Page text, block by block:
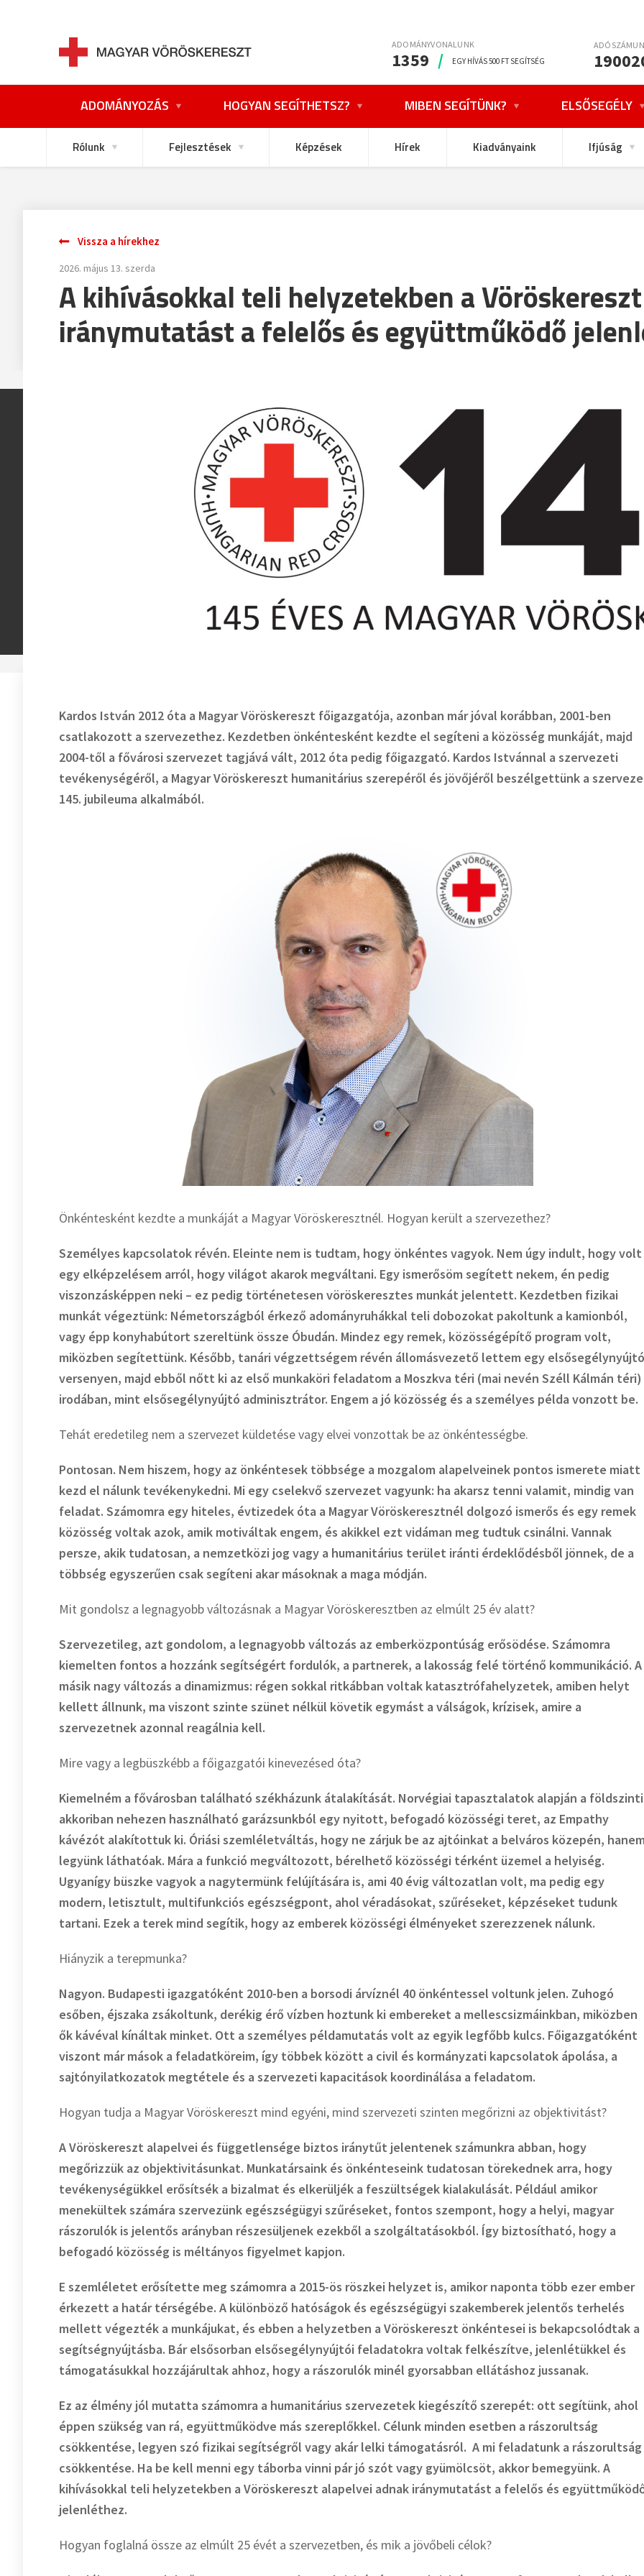
ADOMÁNYVONALUNK
1359 / EGY HÍVÁS 500 FT SEGÍTSÉG
ADOMÁNYOZÁS HOGYAN SEGÍTHETSZ? MIBEN SEGÍTÜNK? ELSŐSEGÉLY
Rólunk Fejlesztések Képzések Hírek Kiadványaink Ifjúság
Vissza a hírekhez
2026. május 13. szerda
A kihívásokkal teli helyzetekben a
iránymutatást a felelős és együttműködő
Kardos István 2012 óta a Magyar Vöröskereszt főigazgatója, azonban már jóval korábban, 2001-ben
csatlakozott a szervezethez. Kezdetben önkéntesként kezdte el segíteni a közösség munkáját, majd
2004-től a fővárosi szervezet tagjává vált, 2012 óta pedig főigazgató. Kardos Istvánnal a szervezeti
tevékenységéről, a Magyar Vöröskereszt humanitárius szerepéről és jövőjéről beszélgettünk a
145. jubileuma alkalmából.
Önkéntesként kezdte a munkáját a Magyar Vöröskeresztnél. Hogyan került a szervezethez?
Személyes kapcsolatok révén. Eleinte nem is tudtam, hogy önkéntes vagyok. Nem úgy indult, hogy volt
egy elképzelésem arról, hogy világot akarok megváltani. Egy ismerősöm segített nekem, én pedig
viszonzásképpen neki – ez pedig történetesen vöröskeresztes munkát jelentett. Kezdetben fizikai
munkát végeztünk: Németországból érkező adományruhákkal teli dobozokat pakoltunk a kamionból,
vagy épp konyhabútort szereltünk össze Óbudán. Mindez egy remek, közösségépítő program volt,
miközben segítettünk. Később, tanári végzettségem révén állomásvezető lettem egy elsősegélynyújtó
versenyen, majd ebből nőtt ki az első munkaköri feladatom a Moszkva téri (mai nevén Széll Kálmán téri)
irodában, mint elsősegélynyújtó adminisztrátor. Engem a jó közösség és a személyes példa vonzott be.
Tehát eredetileg nem a szervezet küldetése vagy elvei vonzottak be az önkéntességbe.
Pontosan. Nem hiszem, hogy az önkéntesek többsége a mozgalom alapelveinek pontos ismerete miatt
kezd el nálunk tevékenykedni. Mi egy cselekvő szervezet vagyunk: ha akarsz tenni valamit, mindig van
feladat. Számomra egy hiteles, évtizedek óta a Magyar Vöröskeresztnél dolgozó ismerős és egy remek
közösség voltak azok, amik motiváltak engem, és akikkel ezt vidáman meg tudtuk csinálni. Vannak
persze, akik tudatosan, a nemzetközi jog vagy a humanitárius terület iránti érdeklődésből jönnek, de a
többség egyszerűen csak segíteni akar másoknak a maga módján.
Mit gondolsz a legnagyobb változásnak a Magyar Vöröskeresztben az elmúlt 25 év alatt?
Szervezetileg, azt gondolom, a legnagyobb változás az emberközpontúság erősödése. Számomra
kiemelten fontos a hozzánk segítségért fordulók, a partnerek, a lakosság felé történő kommunikáció. A
másik nagy változás a dinamizmus: régen sokkal ritkábban voltak katasztrófahelyzetek, amiben helyt
kellett állnunk, ma viszont szinte szünet nélkül követik egymást a válságok, krízisek, amire a
szervezetnek azonnal reagálnia kell.
Mire vagy a legbüszkébb a főigazgatói kinevezésed óta?
Kiemelném a fővárosban található székházunk átalakítását. Norvégiai tapasztalatok alapján a
akkoriban nehezen használható garázsunkból egy nyitott, befogadó közösségi teret, az Empathy
kávézót alakítottuk ki. Óriási szemléletváltás, hogy ne zárjuk be az ajtóinkat a belváros közepén,
legyünk láthatóak. Mára a funkció megváltozott, bérelhető közösségi térként üzemel a helyiség.
Ugyanígy büszke vagyok a nagytermünk felújítására is, ami 40 évig változatlan volt, ma pedig egy
modern, letisztult, multifunkciós egészségpont, ahol véradásokat, szűréseket, képzéseket tudunk
tartani. Ezek a terek mind segítik, hogy az emberek közösségi élményeket szerezzenek nálunk.
Hiányzik a terepmunka?
Nagyon. Budapesti igazgatóként 2010-ben a borsodi árvíznél 40 önkéntessel voltunk jelen. Zuhogó
esőben, éjszaka zsákoltunk, derékig érő vízben hoztunk ki embereket a mellescsizmáinkban, miközben
ők kávéval kínáltak minket. Ott a személyes példamutatás volt az egyik legfőbb kulcs. Főigazgatóként
viszont már mások a feladatköreim, így többek között a civil és kormányzati kapcsolatok ápolása, a
sajtónyilatkozatok megtétele és a szervezeti kapacitások koordinálása a feladatom.
Hogyan tudja a Magyar Vöröskereszt mind egyéni, mind szervezeti szinten megőrizni az objektivitást?
A Vöröskereszt alapelvei és függetlensége biztos iránytűt jelentenek számunkra abban, hogy
megőrizzük az objektivitásunkat. Munkatársaink és önkénteseink tudatosan törekednek arra, hogy
tevékenységükkel erősítsék a bizalmat és elkerüljék a feszültségek kialakulását. Például amikor
menekültek számára szervezünk egészségügyi szűréseket, fontos szempont, hogy a helyi, magyar
rászorulók is jelentős arányban részesüljenek ezekből a szolgáltatásokból. Így biztosítható, hogy a
befogadó közösség is méltányos figyelmet kapjon.
E szemléletet erősítette meg számomra a 2015-ös röszkei helyzet is, amikor naponta több ezer ember
érkezett a határ térségébe. A különböző hatóságok és egészségügyi szakemberek jelentős terhelés
mellett végezték a munkájukat, és ebben a helyzetben a Vöröskereszt önkéntesei is bekapcsolódtak a
segítségnyújtásba. Bár elsősorban elsősegélynyújtói feladatokra voltak felkészítve, jelenlétükkel és
támogatásukkal hozzájárultak ahhoz, hogy a rászorulók minél gyorsabban ellátáshoz jussanak.
Ez az élmény jól mutatta számomra a humanitárius szervezetek kiegészítő szerepét: ott segítünk, ahol
éppen szükség van rá, együttműködve más szereplőkkel. Célunk minden esetben a rászorultság
csökkentése, legyen szó fizikai segítségről vagy akár lelki támogatásról. A mi feladatunk a rászorultság
csökkentése. Ha be kell menni egy táborba vinni pár jó szót vagy gyümölcsöt, akkor bemegyünk. A
kihívásokkal teli helyzetekben a Vöröskereszt alapelvei adnak iránymutatást a felelős és
jelenléthez.
Hogyan foglalná össze az elmúlt 25 évét a szervezetben, és mik a jövőbeli célok?